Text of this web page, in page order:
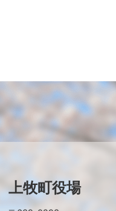
上牧町役場